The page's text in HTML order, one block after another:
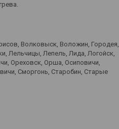
Волковыск, Воложин, Городея,
Лельчицы, Лепель, Лида, Логойск,
Ореховск, Орша, Осиповичи,
Сморгонь, Старобин, Старые